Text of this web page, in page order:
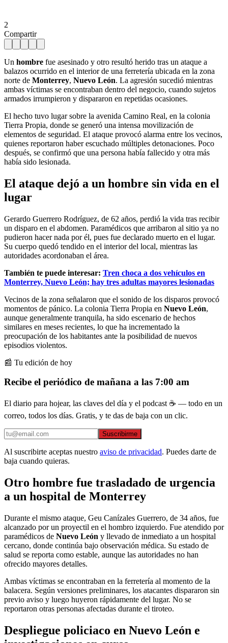
2
Compartir
Un hombre fue asesinado y otro resultó herido tras un ataque a
balazos ocurrido en el interior de una ferretería ubicada en la zona
norte de Monterrey, Nuevo León. La agresión sucedió mientras
ambas víctimas se encontraban dentro del negocio, cuando sujetos
armados irrumpieron y dispararon en repetidas ocasiones.
El hecho tuvo lugar sobre la avenida Camino Real, en la colonia
Tierra Propia, donde se generó una intensa movilización de
elementos de seguridad. El ataque provocó alarma entre los vecinos,
quienes reportaron haber escuchado múltiples detonaciones. Poco
después, se confirmó que una persona había fallecido y otra más
había sido lesionada.
El ataque dejó a un hombre sin vida en el
lugar
Gerardo Guerrero Rodríguez, de 62 años, perdió la vida tras recibir
un disparo en el abdomen. Paramédicos que arribaron al sitio ya no
pudieron hacer nada por él, pues fue declarado muerto en el lugar.
Su cuerpo quedó tendido en el interior del local, mientras las
autoridades acordonaban el área.
También te puede interesar: Tren choca a dos vehículos en
Monterrey, Nuevo León; hay tres adultas mayores lesionadas
Vecinos de la zona señalaron que el sonido de los disparos provocó
momentos de pánico. La colonia Tierra Propia en Nuevo León,
aunque generalmente tranquila, ha sido escenario de hechos
similares en meses recientes, lo que ha incrementado la
preocupación de los habitantes ante la posibilidad de nuevos
episodios violentos.
📰 Tu edición de hoy
Recibe el periódico de mañana a las 7:00 am
El diario para hojear, las claves del día y el podcast ☕ — todo en un
correo, todos los días. Gratis, y te das de baja con un clic.
Suscribirme
Al suscribirte aceptas nuestro aviso de privacidad. Puedes darte de
baja cuando quieras.
Otro hombre fue trasladado de urgencia
a un hospital de Monterrey
Durante el mismo ataque, Geu Canízales Guerrero, de 34 años, fue
alcanzado por un proyectil en el hombro izquierdo. Fue atendido por
paramédicos de Nuevo León y llevado de inmediato a un hospital
cercano, donde continúa bajo observación médica. Su estado de
salud se reporta como estable, aunque las autoridades no han
ofrecido mayores detalles.
Ambas víctimas se encontraban en la ferretería al momento de la
balacera. Según versiones preliminares, los atacantes dispararon sin
previo aviso y luego huyeron rápidamente del lugar. No se
reportaron otras personas afectadas durante el tiroteo.
Despliegue policiaco en Nuevo León e